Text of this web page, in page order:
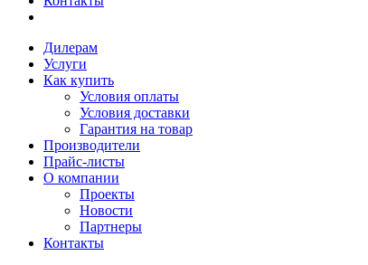
Дилерам
Услуги
Как купить
Условия оплаты
Условия доставки
Гарантия на товар
Производители
Прайс-листы
О компании
Проекты
Новости
Партнеры
Контакты